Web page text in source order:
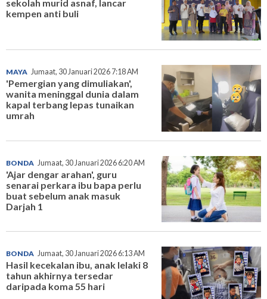
sekolah murid asnaf, lancar
kempen anti buli
MAYA Jumaat, 30 Januari 2026 7:18 AM
'Pemergian yang dimuliakan',
wanita meninggal dunia dalam
kapal terbang lepas tunaikan
umrah
BONDA Jumaat, 30 Januari 2026 6:20 AM
'Ajar dengar arahan', guru
senarai perkara ibu bapa perlu
buat sebelum anak masuk
Darjah 1
BONDA Jumaat, 30 Januari 2026 6:13 AM
Hasil kecekalan ibu, anak lelaki 8
tahun akhirnya tersedar
daripada koma 55 hari